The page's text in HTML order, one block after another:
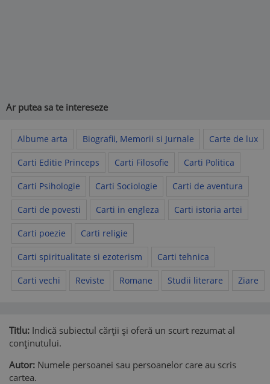
Ar putea sa te intereseze
Albume arta Biografii, Memorii si Jurnale Carte de lux
Carti Editie Princeps Carti Filosofie Carti Politica
Carti Psihologie Carti Sociologie Carti de aventura
Carti de povesti Carti in engleza Carti istoria artei
Carti poezie Carti religie
Carti spiritualitate si ezoterism Carti tehnica
Carti vechi Reviste Romane Studii literare Ziare
Titlu: Indică subiectul cărții și oferă un scurt rezumat al
conținutului.
Autor: Numele persoanei sau persoanelor care au scris
cartea.